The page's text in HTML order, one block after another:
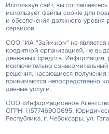
Используя сайт, вы соглашаетесь
использует файлы cookie для
и обеспечения должного уровня
сервисов.
ООО "ИА "Займ.ком" не является
кредитной организацией, не
денежных средств. Информация,
исключительно
решения, касающиеся получения
принимаются непосредственно
данные услуги.
ООО «Информационное
ОГРН: 1157746900695.
Республика, г. Чебоксары, ул.